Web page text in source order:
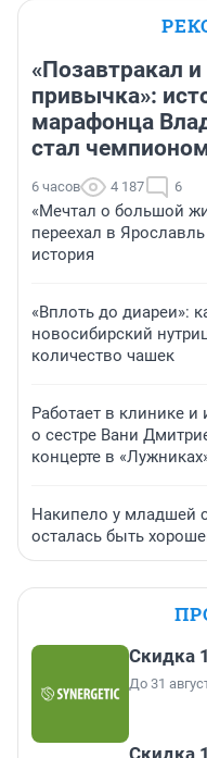
«Позавтракал
привычка»:
марафонца
стал
6 часов 4 187 6
«Мечтал о большой
переехал в
история
«Вплоть до диареи»:
новосибирский
количество чашек
Работает в клинике и
о сестре Вани
концерте в
Накипело у младшей
осталась быть
Скидка
До 31